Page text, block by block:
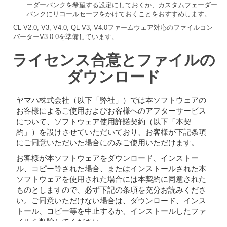
ーダーバンクを希望する設定にしておくか、カスタムフェーダー
バンクにリコールセーフをかけておくことをおすすめします。
CL V2.0, V3, V4.0, QL V3, V4.0ファームウェア対応のファイルコン
バーターV3.0.0を準備しています。
ライセンス合意とファイルの
ダウンロード
ヤマハ株式会社（以下「弊社」）では本ソフトウェアの
お客様によるご使用およびお客様へのアフターサービス
について、ソフトウェア使用許諾契約（以下「本契
約」）を設けさせていただいており、お客様が下記条項
にご同意いただいた場合にのみご使用いただけます。
お客様が本ソフトウェアをダウンロード、インストー
ル、コピー等された場合、またはインストールされた本
ソフトウェアを使用された場合には本契約に同意された
ものとしますので、必ず下記の条項を充分お読みくださ
い。ご同意いただけない場合は、ダウンロード、インス
トール、コピー等を中止するか、インストールしたファ
イルを削除してください。